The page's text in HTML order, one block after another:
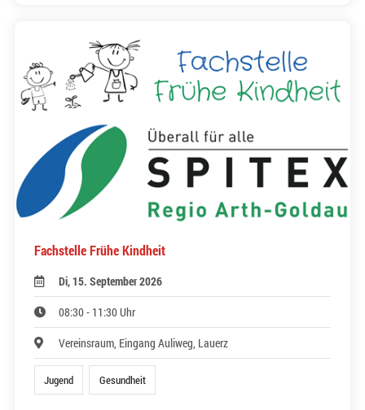
Fachstelle Frühe Kindheit
Di, 15. September 2026
08:30 - 11:30 Uhr
Vereinsraum, Eingang Auliweg, Lauerz
Jugend Gesundheit